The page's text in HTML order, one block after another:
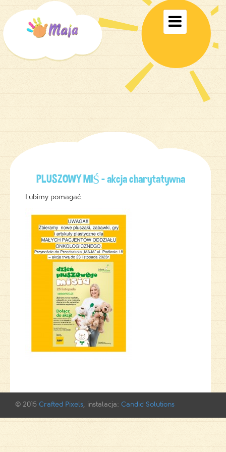
Toggle

PLUSZOWY MIŚ – akcja charytatywna
Lubimy pomagać.
© 2015 Crafted Pixels, instalacja: Candid Solutions